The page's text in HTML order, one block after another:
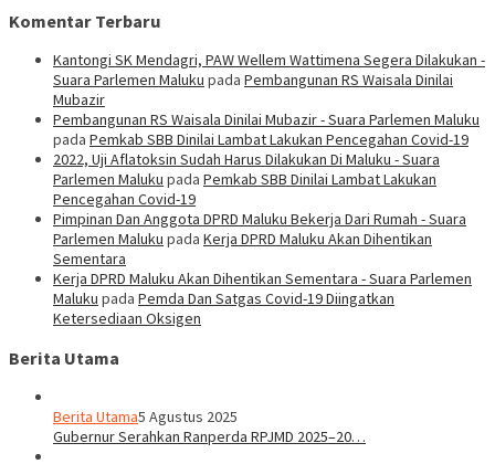
Komentar Terbaru
Kantongi SK Mendagri, PAW Wellem Wattimena Segera Dilakukan -
Suara Parlemen Maluku pada Pembangunan RS Waisala Dinilai
Mubazir
Pembangunan RS Waisala Dinilai Mubazir - Suara Parlemen Maluku
pada Pemkab SBB Dinilai Lambat Lakukan Pencegahan Covid-19
2022, Uji Aflatoksin Sudah Harus Dilakukan Di Maluku - Suara
Parlemen Maluku pada Pemkab SBB Dinilai Lambat Lakukan
Pencegahan Covid-19
Pimpinan Dan Anggota DPRD Maluku Bekerja Dari Rumah - Suara
Parlemen Maluku pada Kerja DPRD Maluku Akan Dihentikan
Sementara
Kerja DPRD Maluku Akan Dihentikan Sementara - Suara Parlemen
Maluku pada Pemda Dan Satgas Covid-19 Diingatkan
Ketersediaan Oksigen
Berita Utama
Berita Utama5 Agustus 2025
Gubernur Serahkan Ranperda RPJMD 2025–20…